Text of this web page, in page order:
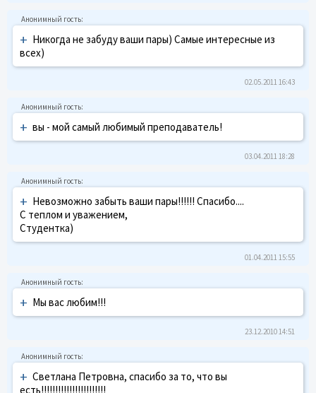
+ Никогда не забуду ваши пары) Самые интересные из
всех)
02.05.2011 16:43
+ вы - мой самый любимый преподаватель!
03.04.2011 18:28
+ Невозможно забыть ваши пары!!!!!! Спасибо....
С теплом и уважением,
Студентка)
01.04.2011 15:55
+ Мы вас любим!!!
23.12.2010 14:51
+ Светлана Петровна, спасибо за то, что вы
есть!!!!!!!!!!!!!!!!!!!!!!!